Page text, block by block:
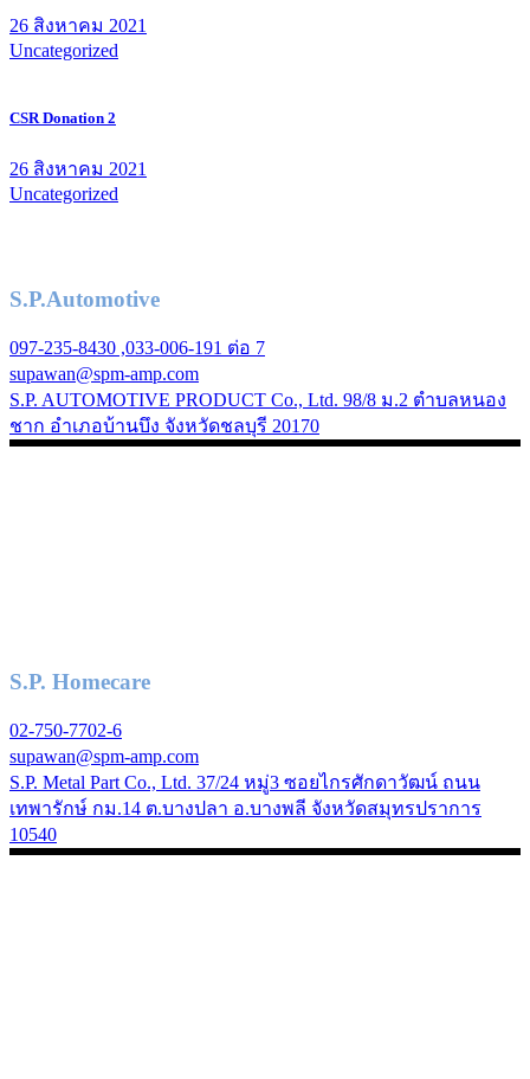
26 สิงหาคม 2021
Uncategorized
CSR Donation 2
26 สิงหาคม 2021
Uncategorized
S.P.Automotive
097-235-8430 ,033-006-191 ต่อ 7
supawan@spm-amp.com
S.P. AUTOMOTIVE PRODUCT Co., Ltd. 98/8 ม.2 ตำบลหนอง
ชาก อำเภอบ้านบึง จังหวัดชลบุรี 20170
S.P. Homecare
02-750-7702-6
supawan@spm-amp.com
S.P. Metal Part Co., Ltd. 37/24 หมู่3 ซอยไกรศักดาวัฒน์ ถนน
เทพารักษ์ กม.14 ต.บางปลา อ.บางพลี จังหวัดสมุทรปราการ
10540